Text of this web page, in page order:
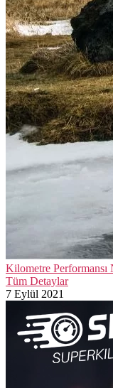
Kilometre Performansı
Tüm Detaylar
7 Eylül 2021